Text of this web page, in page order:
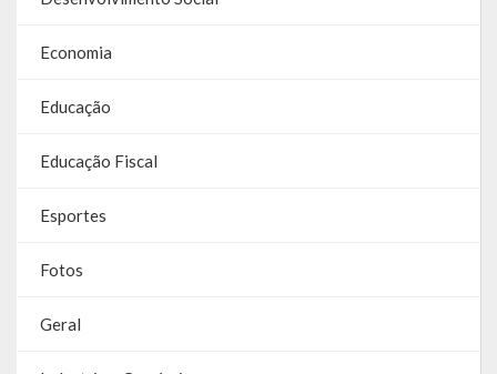
Contas
Contas – TCE
Relatório Anual de Gestão
Economia
Educação
Educação Fiscal
Esportes
Fotos
Geral